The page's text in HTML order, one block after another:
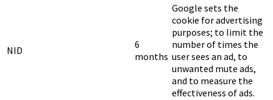
NID
6
months
Google sets the
cookie for advertising
purposes; to limit the
number of times the
user sees an ad, to
unwanted mute ads,
and to measure the
effectiveness of ads.